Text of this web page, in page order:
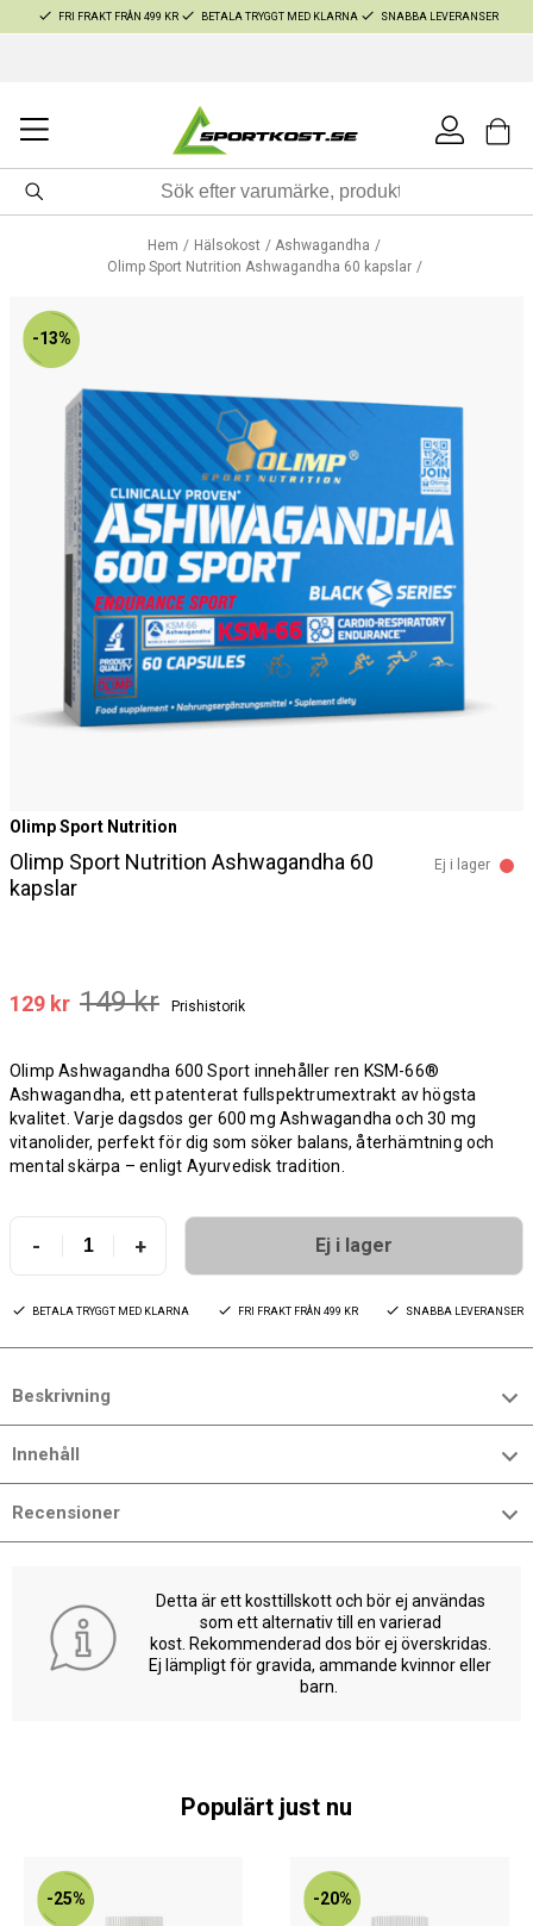
FRI FRAKT FRÅN 499 KR BETALA TRYGGT MED KLARNA SNABBA LEVERANSER
Hem Hälsokost
Ashwagandha
Olimp Sport Nutrition Ashwagandha 60 kapslar
-13%
Olimp Sport Nutrition
Olimp Sport Nutrition Ashwagandha 60
kapslar
Ej i lager
129 kr 149 kr Prishistorik
Olimp Ashwagandha 600 Sport innehåller ren KSM-66®
Ashwagandha, ett patenterat fullspektrumextrakt av högsta
kvalitet. Varje dagsdos ger 600 mg Ashwagandha och 30 mg
vitanolider, perfekt för dig som söker balans, återhämtning och
mental skärpa – enligt Ayurvedisk tradition.
- + Ej i lager
BETALA TRYGGT MED KLARNA FRI FRAKT FRÅN 499 KR SNABBA LEVERANSER
Beskrivning
Innehåll
Recensioner
Detta är ett kosttillskott och bör ej användas
som ett alternativ till en varierad
kost. Rekommenderad dos bör ej överskridas.
Ej lämpligt för gravida, ammande kvinnor eller
barn.
Populärt just nu
-25% -20%